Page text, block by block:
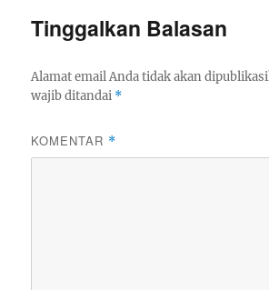
Tinggalkan Balasan
Alamat email Anda tidak akan
wajib ditandai *
KOMENTAR *